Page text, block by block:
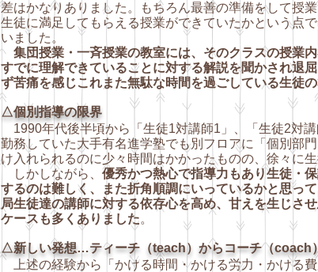
差はかなりありました。もちろん最善の準備をして授
生徒に満足してもらえる授業ができていたかという点
いました。
集団授業・一斉授業の教室には、そのクラスの授業
すでに理解できていることに対する解説を聞かされ退屈
ず苦痛を感じこれまた無駄な時間を過ごしている生徒
△個別指導の限界
1990年代後半頃から「生徒1対講師1」、「生徒2対
勤務していた大手有名進学塾でも別フロアに「個別部
け入れられるのに少々時間はかかったものの、徐々に生
しかしながら、 優秀かつ熱心で指導力もあり生徒・
するのは難しく、また折角順調にいっているかと思っ
局生徒達の講師に対する依存心を高め、甘えを生じさ
ケースも多くありました。
△新しい発想…ティーチ（teach）からコーチ（coach
上述の経験から「かける時間・かける労力・かける